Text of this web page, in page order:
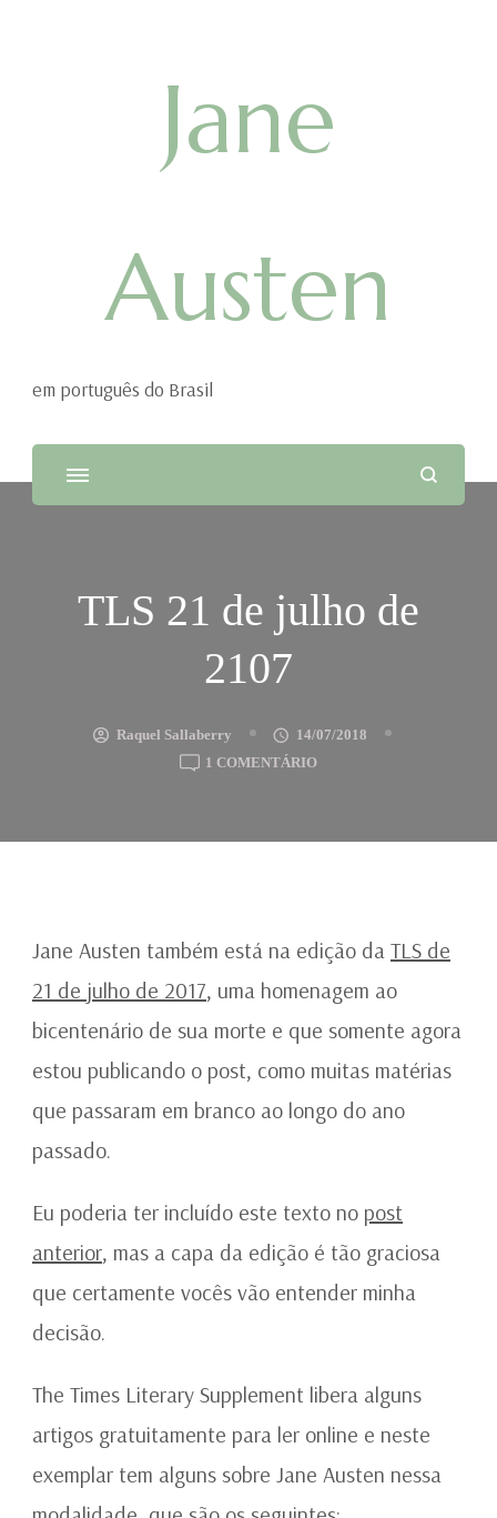
Jane
Austen
em português do Brasil
TLS 21 de julho de
2107
Raquel Sallaberry
14/07/2018
1 COMENTÁRIOEM
DE
Jane Austen também está na edição da TLS de
21 de julho de 2017, uma homenagem ao
bicentenário de sua morte e que somente agora
estou publicando o post, como muitas matérias
que passaram em branco ao longo do ano
passado.
Eu poderia ter incluído este texto no post
anterior, mas a capa da edição é tão graciosa
que certamente vocês vão entender minha
decisão.
The Times Literary Supplement libera alguns
artigos gratuitamente para ler online e neste
exemplar tem alguns sobre Jane Austen nessa